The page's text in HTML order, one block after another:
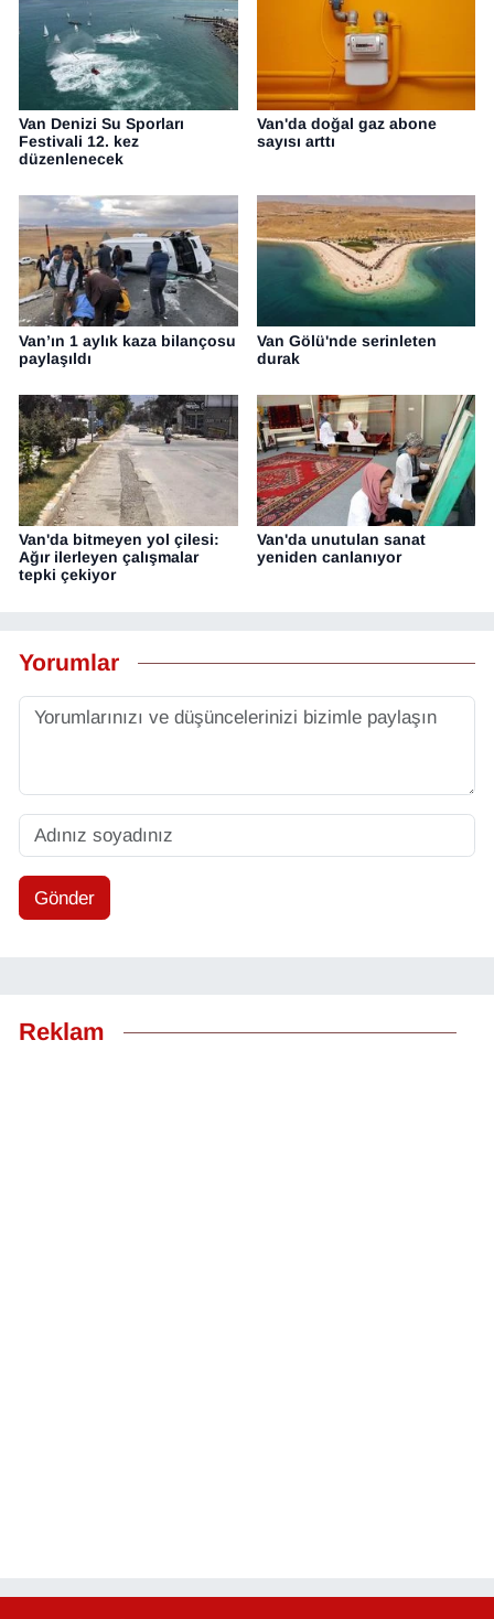
Van Denizi Su Sporları
Festivali 12. kez
düzenlenecek
Van'da doğal gaz abone
sayısı arttı
Van’ın 1 aylık kaza bilançosu
paylaşıldı
Van Gölü'nde serinleten
durak
Van'da bitmeyen yol çilesi:
Ağır ilerleyen çalışmalar
tepki çekiyor
Van'da unutulan sanat
yeniden canlanıyor
Yorumlar
Gönder
Reklam